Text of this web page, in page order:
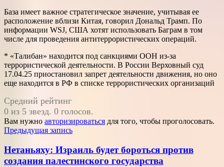
База имеет важное стратегическое значение, учитывая ее
расположение вблизи Китая, говорил Дональд Трамп. По
информации WSJ, США хотят использовать Баграм в том
числе для проведения антитеррористических операций.
* «Талибан» находится под санкциями ООН из-за
террористической деятельности. В России Верховный суд
17.04.25 приостановил запрет деятельности движения, но оно
еще находится в РФ в списке террористических организаций
Средний рейтинг
0 из 5 звезд. 0 голосов.
Вам нужно авторизироваться для того, чтобы проголосовать.
Навигация
по
записям
Предыдущая запись
Нетаньяху: Израиль будет бороться против
создания палестинского государства